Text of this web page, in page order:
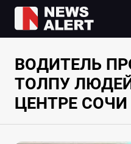
ВОДИТЕЛЬ
ТОЛПУ ЛЮДЕЙ
ЦЕНТРЕ СОЧИ